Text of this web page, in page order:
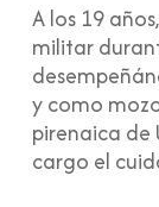
A los 19
militar
y como
pirenaica de
cargo el